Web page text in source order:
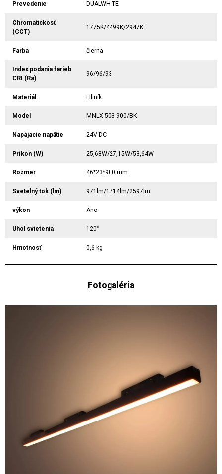
Prevedenie DUALWHITE
Chromatickosť
(CCT)
1775K/4499K/2947K
Farba čierna
Index podania farieb
CRI (Ra)
96/96/93
Materiál Hliník
Model MNLX-503-900/BK
Napájacie napätie 24V DC
Príkon (W) 25,68W/27,15W/53,64W
Rozmer 46*23*900 mm
Svetelný tok (lm) 971lm/1714lm/2597lm
výkon Áno
Uhol svietenia 120°
Hmotnosť 0,6 kg
Fotogaléria